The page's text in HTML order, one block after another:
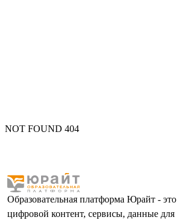
NOT FOUND 404
Образовательная платформа Юрайт - это
цифровой контент, сервисы, данные для